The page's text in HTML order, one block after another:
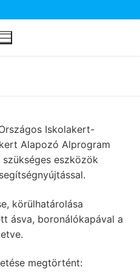
Iskolakert-
Alapozó Alprogram
eszközök
körülhatárolása
ásva, boronálókapával a
megtörtént: